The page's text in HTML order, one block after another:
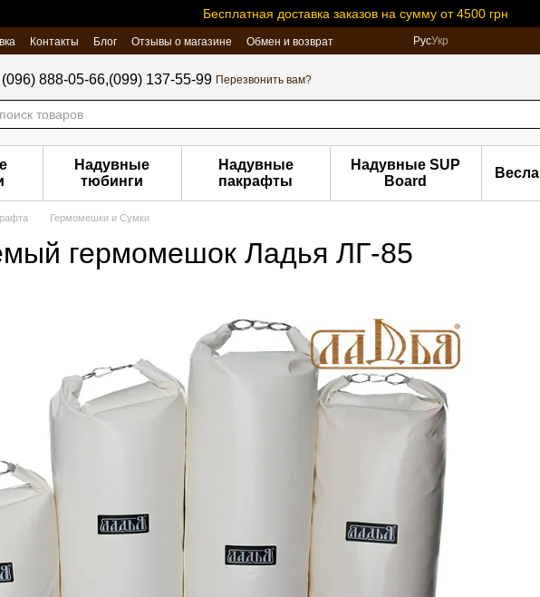
Бесплатная доставка заказов на сумму от 4500 грн
Контакты Блог Отзывы о магазине Обмен и возврат РусУкр
(096) 888-05-66,(099) 137-55-99 Перезвонить вам?
Надувные
тюбинги
Надувные
пакрафты
Надувные SUP
Board
Весла
Гермомешки и Сумки
гермомешок Ладья ЛГ-85